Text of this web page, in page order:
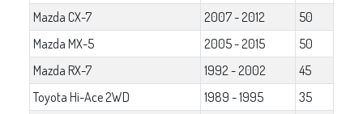
Mazda CX-7
2007 - 2012
50
Mazda MX-5
2005 - 2015
50
Mazda RX-7
1992 - 2002
45
Toyota Hi-Ace 2WD
1989 - 1995
35